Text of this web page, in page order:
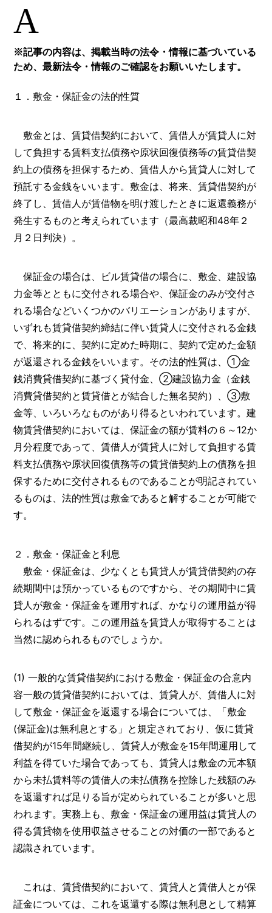
A
※記事の内容は、掲載当時の法令・情報に基づいている
ため、最新法令・情報のご確認をお願いいたします。
１．敷金・保証金の法的性質
敷金とは、賃貸借契約において、賃借人が賃貸人に対
して負担する賃料支払債務や原状回復債務等の賃貸借契
約上の債務を担保するため、賃借人から賃貸人に対して
預託する金銭をいいます。敷金は、将来、賃貸借契約が
終了し、賃借人が賃借物を明け渡したときに返還義務が
発生するものと考えられています（最高裁昭和48年２
月２日判決）。
保証金の場合は、ビル賃貸借の場合に、敷金、建設協
力金等とともに交付される場合や、保証金のみが交付さ
れる場合などいくつかのバリエーションがありますが、
いずれも賃貸借契約締結に伴い賃貸人に交付される金銭
で、将来的に、契約に定めた時期に、契約で定めた金額
が返還される金銭をいいます。その法的性質は、①金
銭消費貸借契約に基づく貸付金、②建設協力金（金銭
消費貸借契約と賃貸借とが結合した無名契約）、③敷
金等、いろいろなものがあり得るといわれています。建
物賃貸借契約においては、保証金の額が賃料の６～12か
月分程度であって、賃借人が賃貸人に対して負担する賃
料支払債務や原状回復債務等の賃貸借契約上の債務を担
保するために交付されるものであることが明記されてい
るものは、法的性質は敷金であると解することが可能で
す。
２．敷金・保証金と利息
敷金・保証金は、少なくとも賃貸人が賃貸借契約の存
続期間中は預かっているものですから、その期間中に賃
貸人が敷金・保証金を運用すれば、かなりの運用益が得
られるはずです。この運用益を賃貸人が取得することは
当然に認められるものでしょうか。
(1) 一般的な賃貸借契約における敷金・保証金の合意内
容一般の賃貸借契約においては、賃貸人が、賃借人に対
して敷金・保証金を返還する場合については、「敷金
(保証金)は無利息とする」と規定されており、仮に賃貸
借契約が15年間継続し、賃貸人が敷金を15年間運用して
利益を得ていた場合であっても、賃貸人は敷金の元本額
から未払賃料等の賃借人の未払債務を控除した残額のみ
を返還すれば足りる旨が定められていることが多いと思
われます。実務上も、敷金・保証金の運用益は賃貸人の
得る賃貸物を使用収益させることの対価の一部であると
認識されています。
これは、賃貸借契約において、賃貸人と賃借人とが保
証金については、これを返還する際は無利息として精算